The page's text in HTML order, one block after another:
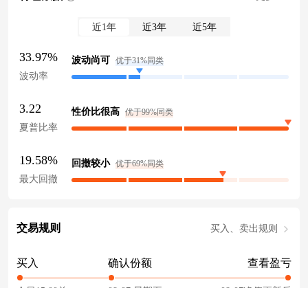
近1年 近3年 近5年
33.97%
波动率
波动尚可 优于31%同类
3.22
夏普比率
性价比很高 优于99%同类
19.58%
最大回撤
回撤较小 优于69%同类
交易规则 买入、卖出规则
买入 确认份额 查看盈亏